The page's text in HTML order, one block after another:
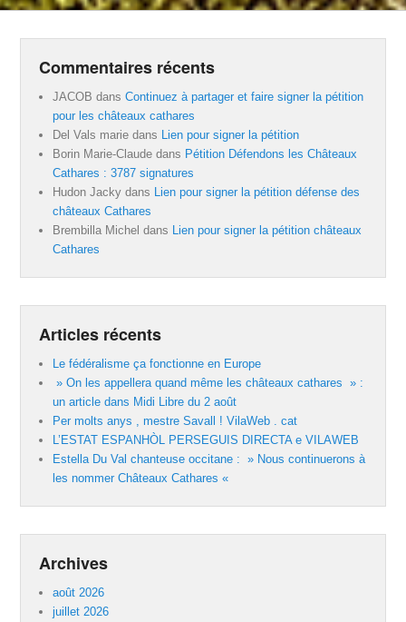
Commentaires récents
JACOB dansContinuez à partager et faire signer la pétition
pour les châteaux cathares
Del Vals marie dans
Lien pour signer la pétition
Borin Marie-Claude dans Pétition Défendons les Châteaux
Cathares : 3787 signatures
Hudon Jacky dans
Lien pour signer la pétition défense des
châteaux Cathares
Brembilla Michel dans
Lien pour signer la pétition châteaux
Cathares
Articles récents
Le fédéralisme ça fonctionne en Europe
» On les appellera quand même les châteaux cathares » :
un article dans Midi Libre du 2 août
Per molts anys , mestre Savall ! VilaWeb . cat
L’ESTAT ESPANHÒL PERSEGUIS DIRECTA e VILAWEB
Estella Du Val chanteuse occitane : » Nous continuerons à
les nommer Châteaux Cathares «
Archives
août 2026
juillet 2026